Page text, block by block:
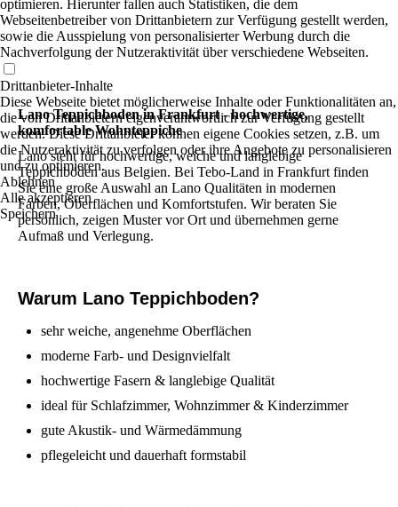
Lano Teppichboden in Frankfurt - hochwertige,
komfortable Wohnteppiche
Lano steht für hochwertige, weiche und langlebige
Teppichböden aus Belgien. Bei Tebo-Land in Frankfurt finden
Sie eine große Auswahl an Lano Qualitäten in modernen
Farben, Oberflächen und Komfortstufen. Wir beraten Sie
persönlich, zeigen Muster vor Ort und übernehmen gerne
Aufmaß und Verlegung.
Warum Lano Teppichboden?
sehr weiche, angenehme Oberflächen
moderne Farb- und Designvielfalt
hochwertige Fasern & langlebige Qualität
ideal für Schlafzimmer, Wohnzimmer & Kinderzimmer
gute Akustik- und Wärmedämmung
pflegeleicht und dauerhaft formstabil
optimieren. Hierunter fallen auch Statistiken, die dem
Webseitenbetreiber von Drittanbietern zur Verfügung gestellt werden,
sowie die Ausspielung von personalisierter Werbung durch die
Nachverfolgung der Nutzeraktivität über verschiedene Webseiten.
Drittanbieter-Inhalte
Diese Webseite bietet möglicherweise Inhalte oder Funktionalitäten an,
die von Drittanbietern eigenverantwortlich zur Verfügung gestellt
werden. Diese Drittanbieter können eigene Cookies setzen, z.B. um
die Nutzeraktivität zu verfolgen oder ihre Angebote zu personalisieren
und zu optimieren.
Ablehnen
Alle akzeptieren
Speichern